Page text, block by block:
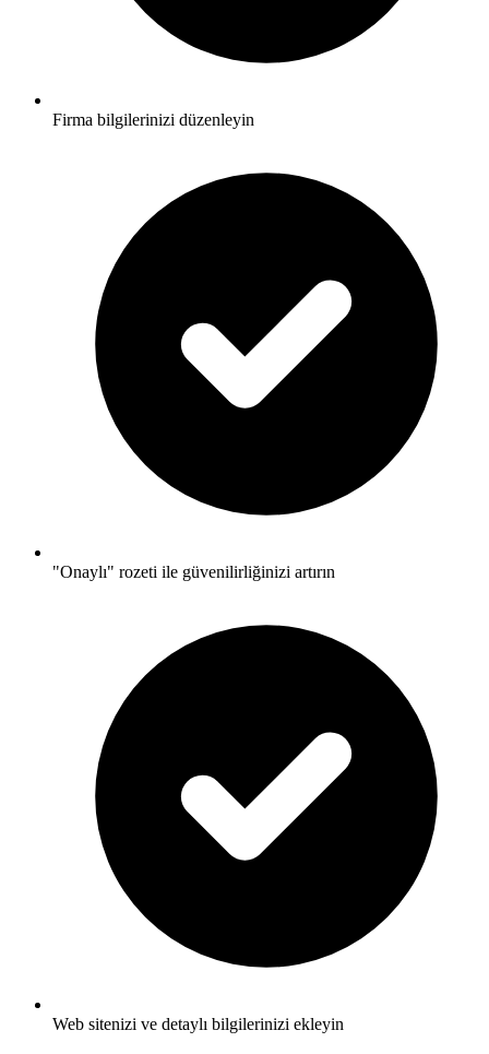
Firma bilgilerinizi düzenleyin
"Onaylı" rozeti ile güvenilirliğinizi artırın
Web sitenizi ve detaylı bilgilerinizi ekleyin